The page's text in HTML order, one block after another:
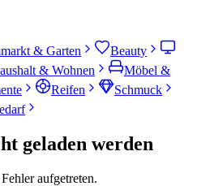
& Garten
Beauty
& Wohnen
Möbel &
Reifen
Schmuck
geladen werden
aufgetreten.